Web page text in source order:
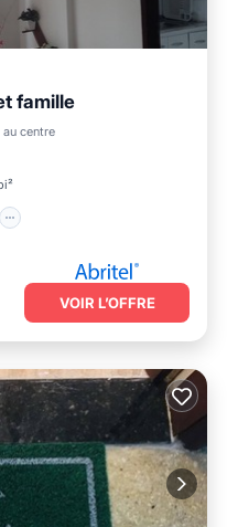
famille
centre
l’océan
VOIR L’OFFRE